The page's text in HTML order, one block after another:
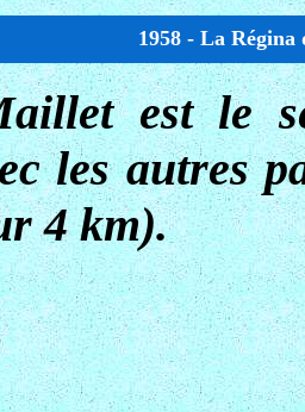
1958 - La Régina
est le
les autres
4 km).